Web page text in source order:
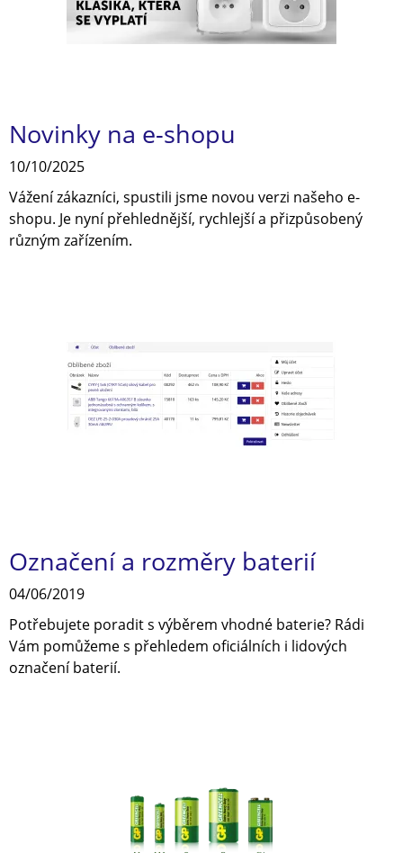
Novinky na e-shopu
10/10/2025
Vážení zákazníci, spustili jsme novou verzi našeho e-
shopu. Je nyní přehlednější, rychlejší a přizpůsobený
různým zařízením.
Označení a rozměry baterií
04/06/2019
Potřebujete poradit s výběrem vhodné baterie? Rádi
Vám pomůžeme s přehledem oficiálních i lidových
označení baterií.